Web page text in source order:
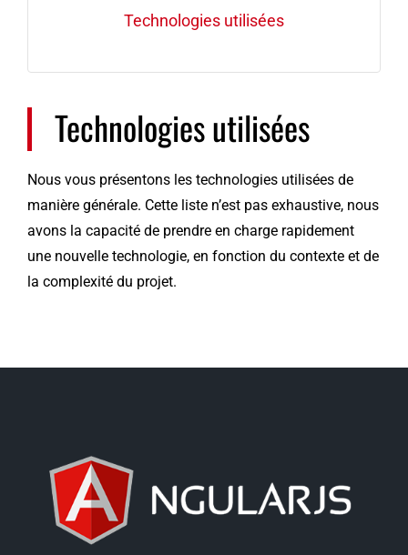
Technologies utilisées
Technologies utilisées
Nous vous présentons les technologies utilisées de
manière générale. Cette liste n’est pas exhaustive, nous
avons la capacité de prendre en charge rapidement
une nouvelle technologie, en fonction du contexte et de
la complexité du projet.